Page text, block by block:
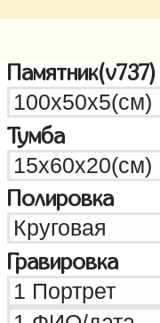
Памятник(v737)
Тумба
Полировка
Гравировка